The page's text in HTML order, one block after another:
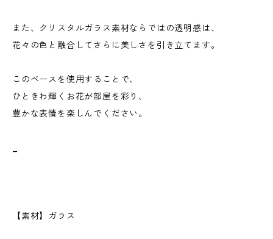
また、クリスタルガラス素材ならではの透明感は、
花々の色と融合してさらに美しさを引き立てます。
このベースを使用することで、
ひときわ輝くお花が部屋を彩り、
豊かな表情を楽しんでください。
【素材】ガラス